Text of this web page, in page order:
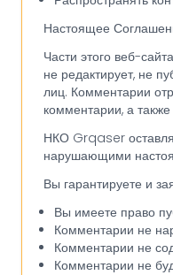
Настоящее
Части этого веб-
не редактирует, не
лиц. Комментарии
комментарии, а
НКО Grqaser
нарушающими
Вы гарантируете и
Вы имеете право
Комментарии не
Комментарии не
Комментарии не